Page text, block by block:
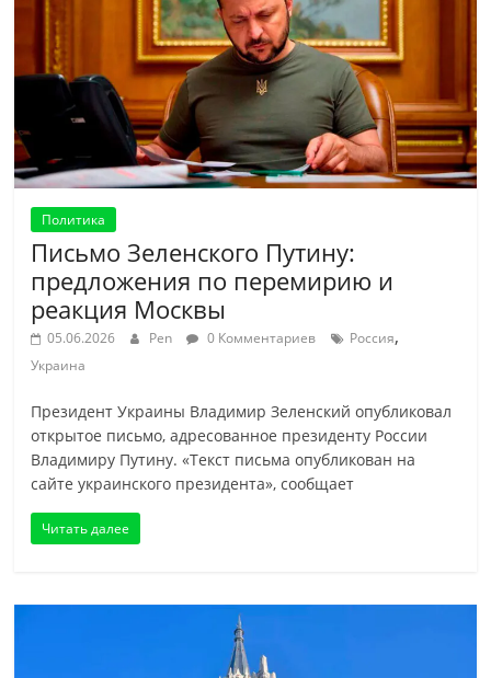
Политика
Письмо Зеленского Путину:
предложения по перемирию и
реакция Москвы
05.06.2026 Pen 0 Комментариев Россия,
Украина
Президент Украины Владимир Зеленский опубликовал
открытое письмо, адресованное президенту России
Владимиру Путину. «Текст письма опубликован на
сайте украинского президента», сообщает
Читать далее